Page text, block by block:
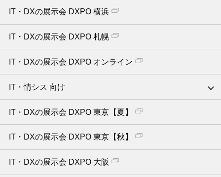
IT・DXの展示会 DXPO 横浜
IT・DXの展示会 DXPO 札幌
IT・DXの展示会 DXPO オンライン
IT・情シス 向け
IT・DXの展示会 DXPO 東京【夏】
IT・DXの展示会 DXPO 東京【秋】
IT・DXの展示会 DXPO 大阪